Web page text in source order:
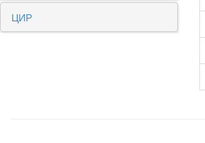
ЦИР